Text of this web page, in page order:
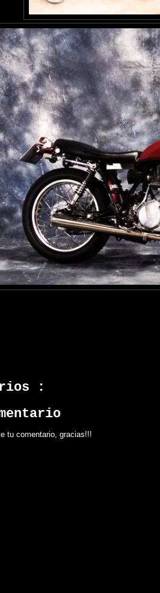
:
tu comentario, gracias!!!